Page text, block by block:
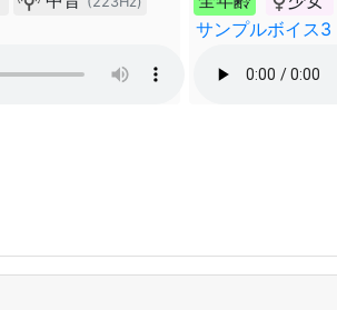
サンプルボイス3